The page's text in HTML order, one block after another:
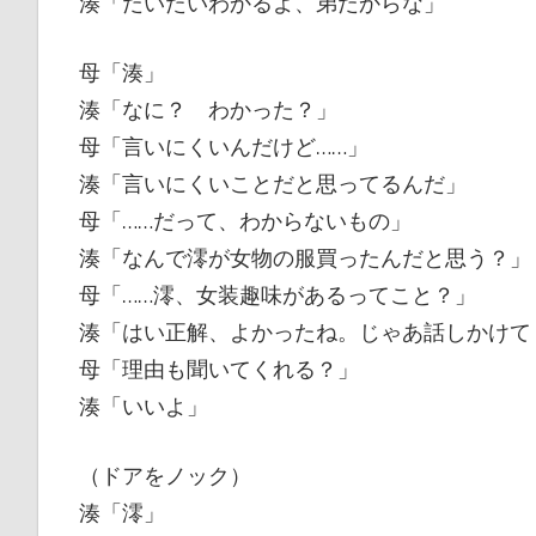
母「湊」
湊「なに？ わかった？」
母「言いにくいんだけど……」
湊「言いにくいことだと思ってるんだ」
母「……だって、わからないもの」
湊「なんで澪が女物の服買ったんだと思う？」
母「……澪、女装趣味があるってこと？」
湊「はい正解、よかったね。じゃあ話しかけ
母「理由も聞いてくれる？」
湊「いいよ」
（ドアをノック）
湊「澪」